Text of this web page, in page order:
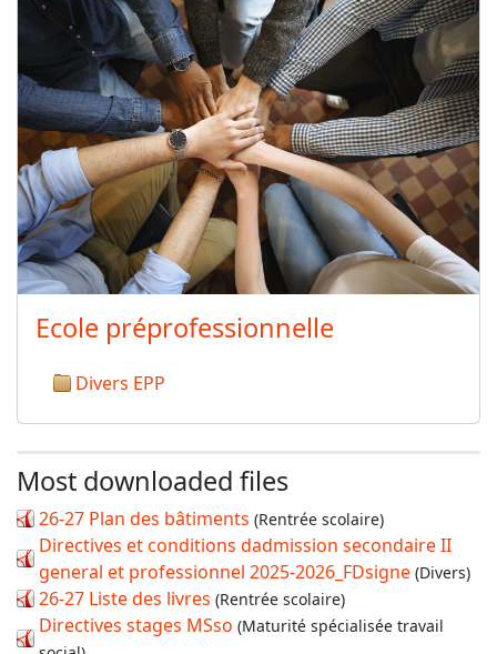
Ecole préprofessionnelle
Divers EPP
Most downloaded files
26-27 Plan des bâtiments (Rentrée scolaire)
Directives et conditions dadmission secondaire II
general et professionnel 2025-2026_FDsigne (Divers)
26-27 Liste des livres (Rentrée scolaire)
Directives stages MSso (Maturité spécialisée travail